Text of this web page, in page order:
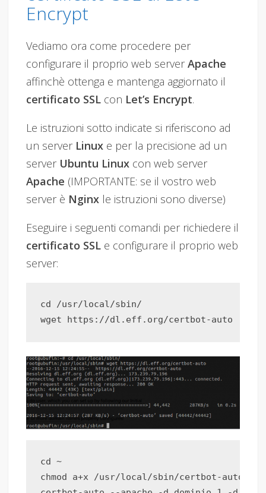
Encrypt
Vediamo ora come procedere per
configurare il proprio web serverApache
affinchè ottenga e mantenga aggiornato il
certificato SSL con Let’s Encrypt.
Le istruzioni sotto indicate si riferiscono ad
un server Linux e per la precisione ad un
server Ubuntu Linux con web server
Apache (IMPORTANTE: se il vostro web
server è Nginx le istruzioni sono diverse)
Eseguire i seguenti comandi per richiedere il
certificato SSL e configurare il proprio web
server:
cd /usr/local/sbin/
cd ~
chmod a+x /usr/local/sbin/certbot-auto